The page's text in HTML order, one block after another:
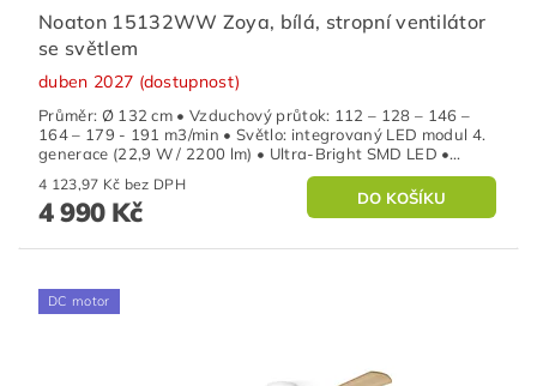
Noaton 15132WW Zoya, bílá, stropní ventilátor
se světlem
duben 2027 (dostupnost)
Průměr: Ø 132 cm • Vzduchový průtok: 112 – 128 – 146 –
164 – 179 - 191 m3/min • Světlo: integrovaný LED modul 4.
generace (22,9 W / 2200 lm) • Ultra-Bright SMD LED •...
4 123,97 Kč bez DPH
4 990 Kč
DC motor